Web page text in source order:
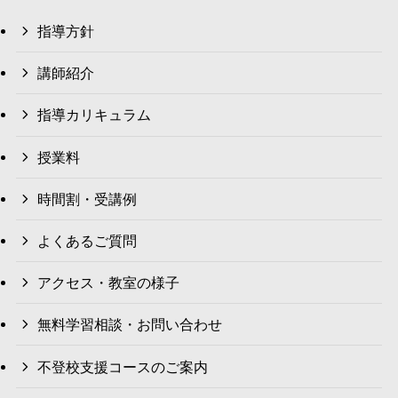
指導方針
講師紹介
指導カリキュラム
授業料
時間割・受講例
よくあるご質問
アクセス・教室の様子
無料学習相談・お問い合わせ
不登校支援コースのご案内